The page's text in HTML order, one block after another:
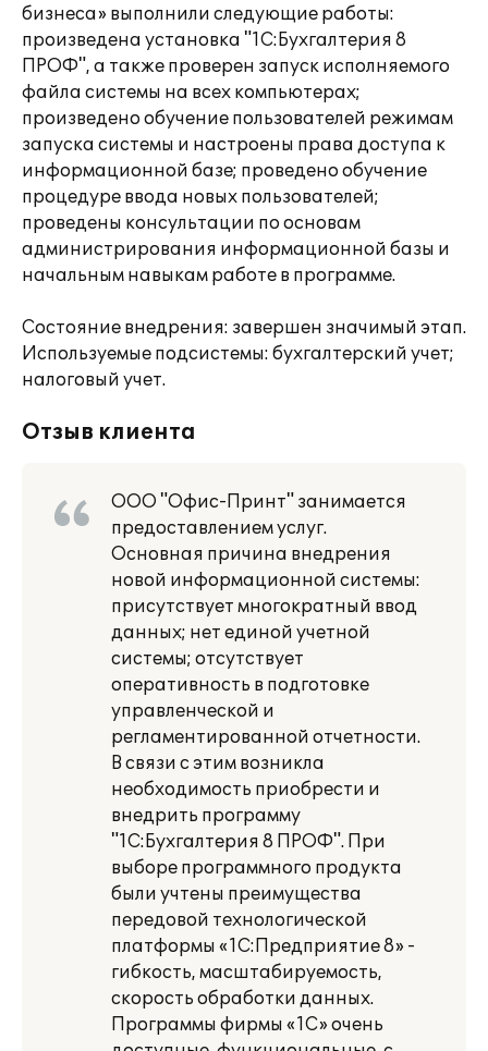
бизнеса» выполнили следующие работы:
произведена установка "1С:Бухгалтерия 8
ПРОФ", а также проверен запуск исполняемого
файла системы на всех компьютерах;
произведено обучение пользователей режимам
запуска системы и настроены права доступа к
информационной базе; проведено обучение
процедуре ввода новых пользователей;
проведены консультации по основам
администрирования информационной базы и
начальным навыкам работе в программе.
Состояние внедрения: завершен значимый этап.
Используемые подсистемы: бухгалтерский учет;
налоговый учет.
Отзыв клиента
ООО "Офис-Принт" занимается
предоставлением услуг.
Основная причина внедрения
новой информационной системы:
присутствует многократный ввод
данных; нет единой учетной
системы; отсутствует
оперативность в подготовке
управленческой и
регламентированной отчетности.
В связи с этим возникла
необходимость приобрести и
внедрить программу
"1С:Бухгалтерия 8 ПРОФ". При
выборе программного продукта
были учтены преимущества
передовой технологической
платформы «1С:Предприятие 8» -
гибкость, масштабируемость,
скорость обработки данных.
Программы фирмы «1С» очень